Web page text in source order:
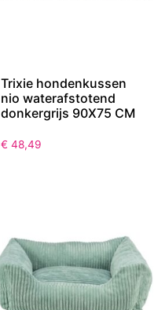
Trixie hondenkussen
nio waterafstotend
donkergrijs 90X75 CM
€ 48,49